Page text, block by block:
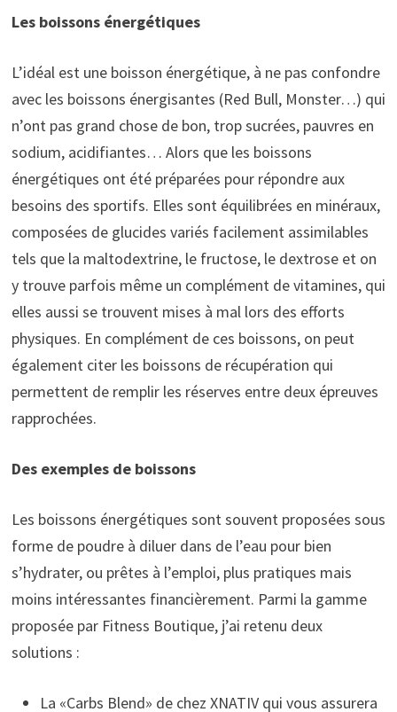
Les boissons énergétiques
L’idéal est une boisson énergétique, à ne pas confondre
avec les boissons énergisantes (Red Bull, Monster…) qui
n’ont pas grand chose de bon, trop sucrées, pauvres en
sodium, acidifiantes… Alors que les boissons
énergétiques ont été préparées pour répondre aux
besoins des sportifs. Elles sont équilibrées en minéraux,
composées de glucides variés facilement assimilables
tels que la maltodextrine, le fructose, le dextrose et on
y trouve parfois même un complément de vitamines, qui
elles aussi se trouvent mises à mal lors des efforts
physiques. En complément de ces boissons, on peut
également citer les boissons de récupération qui
permettent de remplir les réserves entre deux épreuves
rapprochées.
Des exemples de boissons
Les boissons énergétiques sont souvent proposées sous
forme de poudre à diluer dans de l’eau pour bien
s’hydrater, ou prêtes à l’emploi, plus pratiques mais
moins intéressantes financièrement. Parmi la gamme
proposée par Fitness Boutique, j’ai retenu deux
solutions :
La «Carbs Blend» de chez XNATIV qui vous assurera